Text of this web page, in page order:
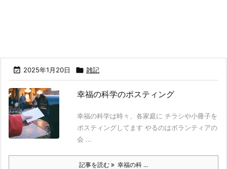
 2025年1月20日  雑記
幸福の科学のポスティング
幸福の科学は時々、各家庭に チラシや小冊子を
ポスティングしてます やるのはボランティアの
会 ...
記事を読む 幸福の科 ...